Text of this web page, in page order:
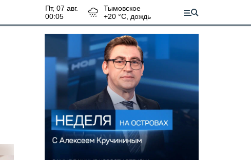
пт, 07 авг.
00:05
Тымовское
+20 °С, дождь